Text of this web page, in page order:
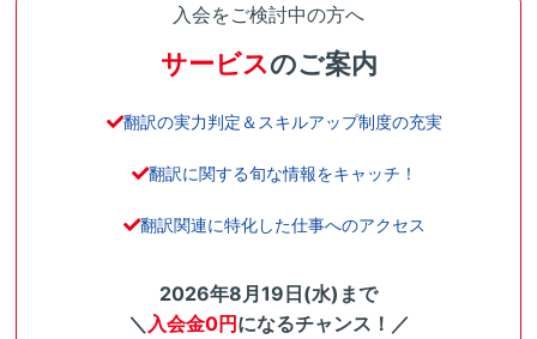
入会をご検討中の方へ
サービスのご案内
翻訳の実力判定＆スキルアップ制度の充実
翻訳に関する旬な情報をキャッチ！
翻訳関連に特化した仕事へのアクセス
2026年8月19日(水)まで
＼ 入会金0円になるチャンス！／